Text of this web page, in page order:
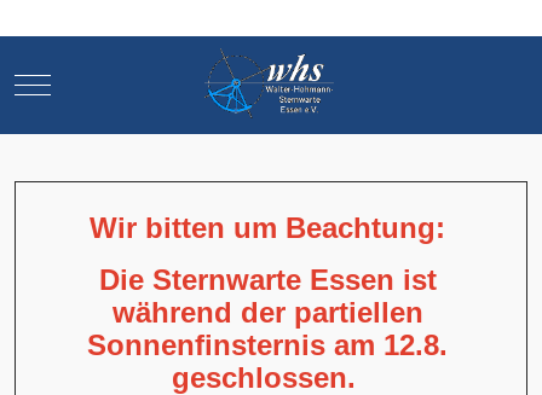
Mobile Menu Toggle
Wir bitten um Beachtung:
Die Sternwarte Essen ist
während der partiellen
Sonnenfinsternis am 12.8.
geschlossen.